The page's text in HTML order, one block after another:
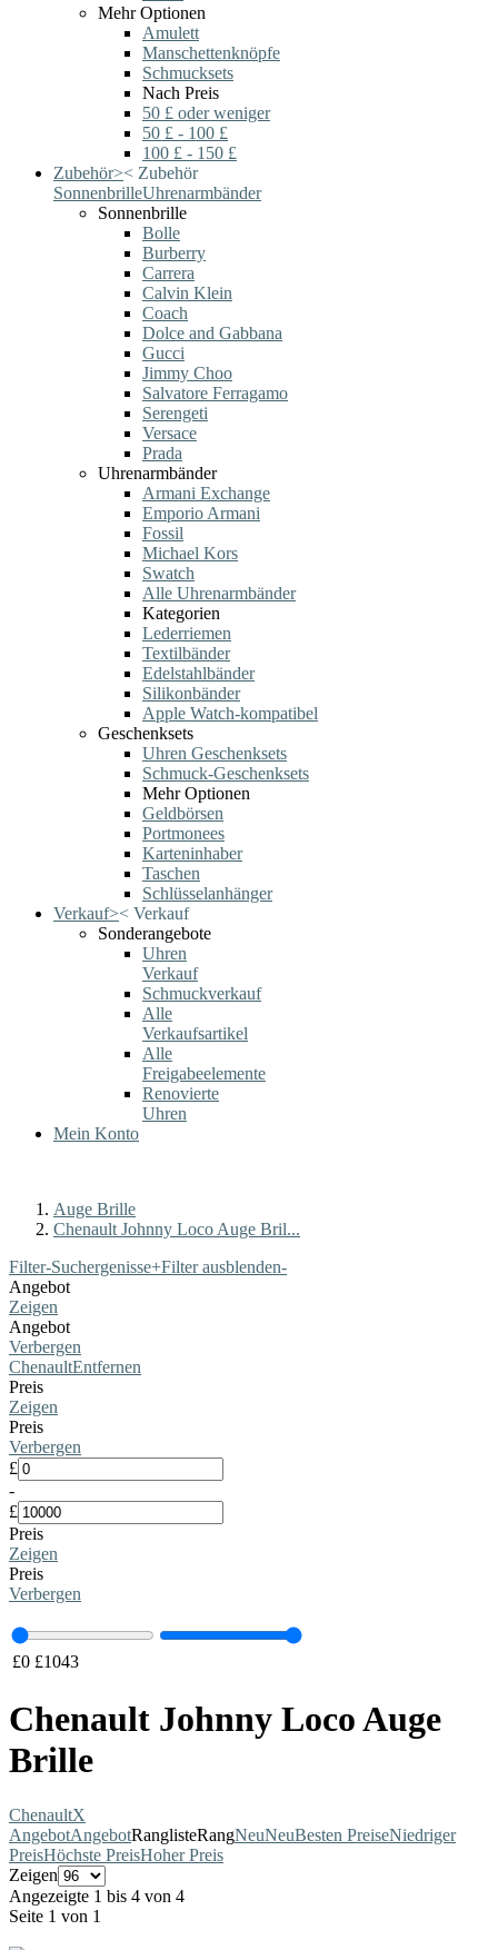
Mehr Optionen
Amulett
Manschettenknöpfe
Schmucksets
Nach Preis
50 £ oder weniger
50 £ - 100 £
100 £ - 150 £
Zubehör>< Zubehör
SonnenbrilleUhrenarmbänder
Sonnenbrille
Bolle
Burberry
Carrera
Calvin Klein
Coach
Dolce and Gabbana
Gucci
Jimmy Choo
Salvatore Ferragamo
Serengeti
Versace
Prada
Uhrenarmbänder
Armani Exchange
Emporio Armani
Fossil
Michael Kors
Swatch
Alle Uhrenarmbänder
Kategorien
Lederriemen
Textilbänder
Edelstahlbänder
Silikonbänder
Apple Watch-kompatibel
Geschenksets
Uhren Geschenksets
Schmuck-Geschenksets
Mehr Optionen
Geldbörsen
Portmonees
Karteninhaber
Taschen
Schlüsselanhänger
Verkauf>< Verkauf
Sonderangebote
Uhren
Verkauf
Schmuckverkauf
Alle
Verkaufsartikel
Alle
Freigabeelemente
Renovierte
Uhren
Mein Konto
Auge Brille
Chenault Johnny Loco Auge Bril...
Filter-Suchergenisse+Filter ausblenden-
Angebot
Zeigen
Angebot
Verbergen
ChenaultEntfernen
Preis
Zeigen
Preis
Verbergen
£
-
£
Preis
Zeigen
Preis
Verbergen
£0 £1043
Chenault Johnny Loco Auge
Brille
ChenaultX
AngebotAngebotRanglisteRangNeuNeuBesten PreiseNiedriger
PreisHöchste PreisHoher Preis
Zeigen
Angezeigte 1 bis 4 von 4
Seite 1 von 1